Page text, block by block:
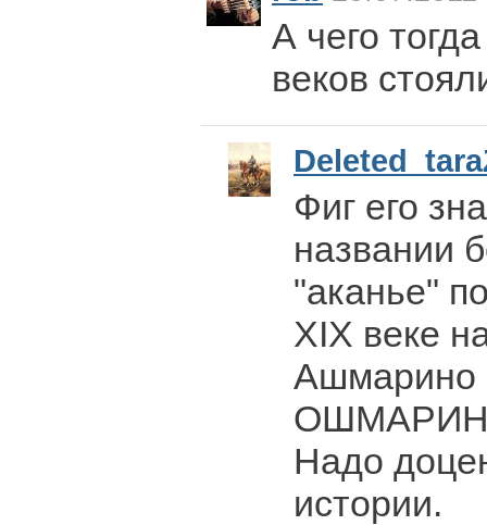
А чего
веков
Фиг его
названии
"аканье"
XIX веке
Ашмарино
Надо
истории.